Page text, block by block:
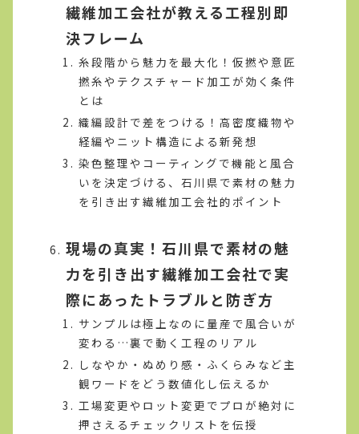
繊維加工会社が教える工程別即
決フレーム
糸段階から魅力を最大化！仮撚や意匠
撚糸やテクスチャード加工が効く条件
とは
織編設計で差をつける！高密度織物や
経編やニット構造による新発想
染色整理やコーティングで機能と風合
いを決定づける、石川県で素材の魅力
を引き出す繊維加工会社的ポイント
現場の真実！石川県で素材の魅
力を引き出す繊維加工会社で実
際にあったトラブルと防ぎ方
サンプルは極上なのに量産で風合いが
変わる…裏で動く工程のリアル
しなやか・ぬめり感・ふくらみなど主
観ワードをどう数値化し伝えるか
工場変更やロット変更でプロが絶対に
押さえるチェックリストを伝授